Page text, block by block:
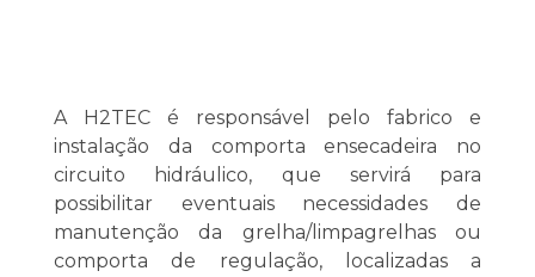
A H2TEC é responsável pelo fabrico e
instalação da comporta ensecadeira no
circuito hidráulico, que servirá para
possibilitar eventuais necessidades de
manutenção da grelha/limpagrelhas ou
comporta de regulação, localizadas a